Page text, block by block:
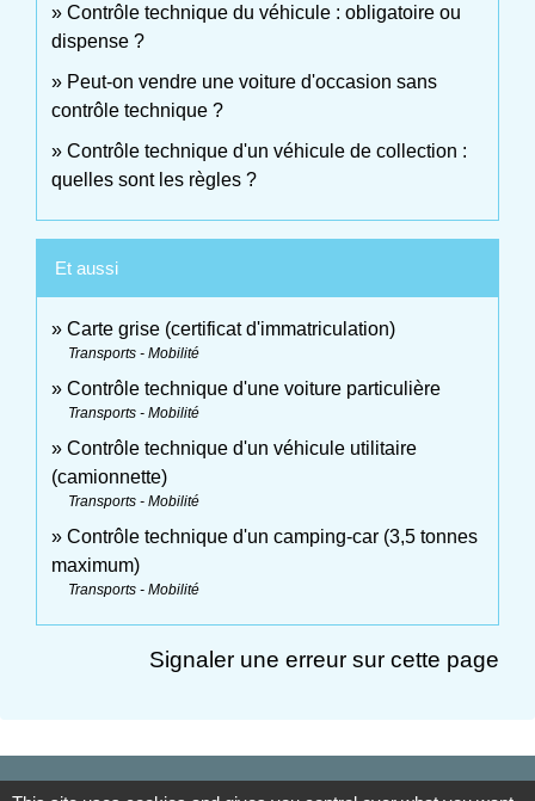
Contrôle technique du véhicule : obligatoire ou
dispense ?
Peut-on vendre une voiture d'occasion sans
contrôle technique ?
Contrôle technique d'un véhicule de collection :
quelles sont les règles ?
Et aussi
Carte grise (certificat d'immatriculation)
Transports - Mobilité
Contrôle technique d'une voiture particulière
Transports - Mobilité
Contrôle technique d'un véhicule utilitaire
(camionnette)
Transports - Mobilité
Contrôle technique d'un camping-car (3,5 tonnes
maximum)
Transports - Mobilité
Signaler une erreur sur cette page